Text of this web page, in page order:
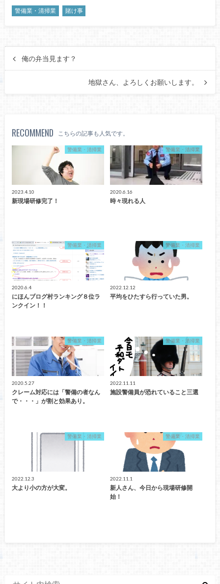
警備業・清掃業 賭け事
俺の弁当見ます？
地獄さん、よろしくお願いします。
RECOMMEND こちらの記事も人気です。
警備業・清掃業
2023.4.10
新現場研修完了！
警備業・清掃業
2020.6.16
時々現れる人
警備業・清掃業
2020.6.4
にほんブログ村ランキング８位ラ
ンクイン！！
警備業・清掃業
2022.12.12
平均をひたすら行っていた男。
警備業・清掃業
2020.5.27
クレーム対応には「警備の者なん
で・・・」が割と効果あり。
警備業・清掃業
2022.11.11
施設警備員が恐れていること三選
警備業・清掃業
2022.12.3
大より小の方が大変。
警備業・清掃業
2022.11.1
新人さん、今日から現場研修開
始！